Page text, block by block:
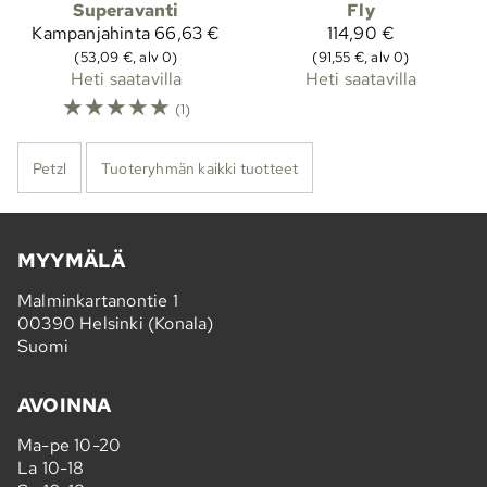
Superavanti
Kampanjahinta 66,63 €
(53,09 €, alv 0)
Heti saatavilla
☆☆☆☆☆ (1)
Fly
114,90 €
(91,55 €, alv 0)
Heti saatavilla
Petzl Tuoteryhmän kaikki tuotteet
MYYMÄLÄ
Malminkartanontie 1
00390 Helsinki (Konala)
Suomi
AVOINNA
Ma-pe 10-20
La 10-18